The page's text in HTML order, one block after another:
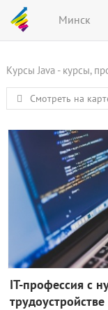
Минск
Курсы Java - курсы,
Смотреть на
IT-профессия с
трудоустройстве